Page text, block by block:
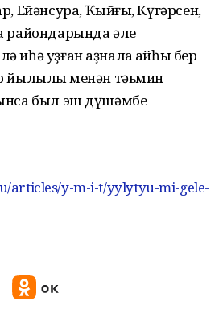
Ейәнсура, Ҡыйғы, Күгәрсен,
райондарында әле
иһә уҙған аҙнала ҡайһы бер
йылылыҡ менән тәьмин
был эш дүшәмбе
articles/y-m-i-t/yylytyu-mi-gele-